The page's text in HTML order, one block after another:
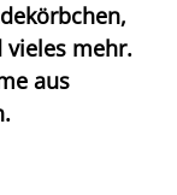
vieles mehr.
aus